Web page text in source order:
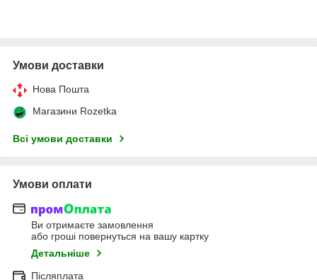
Умови доставки
Нова Пошта
Магазини Rozetka
Всі умови доставки
Умови оплати
Ви отримаєте замовлення
або гроші повернуться на вашу картку
Детальніше
Післяплата